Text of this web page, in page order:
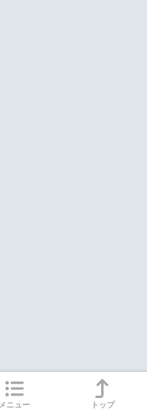
メニュー トップ